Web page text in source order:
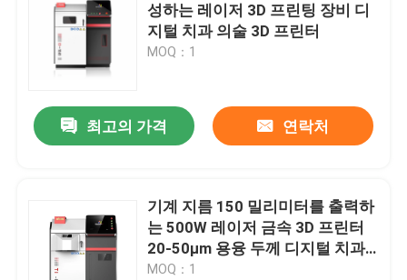
성하는 레이저 3D 프린팅 장비 디
지털 치과 의술 3D 프린터
MOQ：1
최고의 가격 연락처
기계 지름 150 밀리미터를 출력하
는 500W 레이저 금속 3D 프린터
20-50μm 용융 두께 디지털 치과
의술
MOQ：1